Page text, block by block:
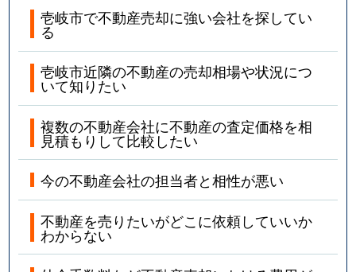
壱岐市で不動産売却に強い会社を探してい
る
壱岐市近隣の不動産の売却相場や状況につ
いて知りたい
複数の不動産会社に不動産の査定価格を相
見積もりして比較したい
今の不動産会社の担当者と相性が悪い
不動産を売りたいがどこに依頼していいか
わからない